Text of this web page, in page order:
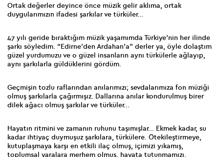
Ortak değerler deyince önce müzik gelir aklıma, ortak
duygularımızın ifadesi şarkılar ve türküler...
47 yılı geride bıraktığım müzik yaşamımda Türkiye’nin her ilinde
şarkı söyledim. “Edirne’den Ardahan’a” derler ya, öyle dolaştım
güzel yurdumuzu ve o güzel insanların aynı türkülerle ağlayıp,
aynı şarkılarla güldüklerini gördüm.
Geçmişin tozlu raflarından anılarımızı; sevdalarımıza fon müziği
olmuş şarkılarla çağırmışız. Dallarına anılar kondurulmuş birer
dilek ağacı olmuş şarkılar ve türküler...
Hayatın ritmini ve zamanın ruhunu taşımışlar... Ekmek kadar, su
kadar ihtiyaç duymuşuz şarkılara, türkülere. Ötekileştirmeye,
kutuplaşmaya karşı en etkili ilaç olmuş, içimizi yıkamış,
toplumsal yaralara merhem olmuş, hayata tutunmamızı,